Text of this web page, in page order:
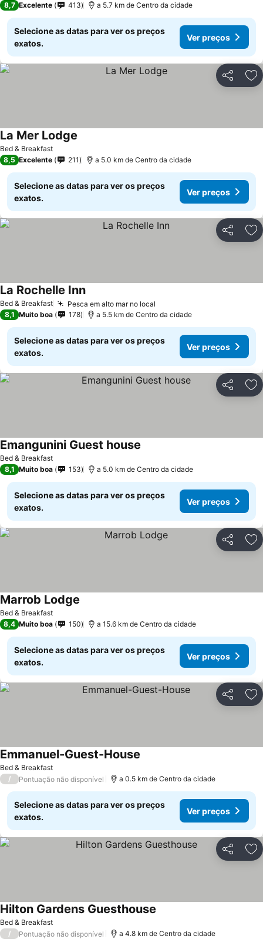
8,7 Excelente 413 a 5.7 km de Centro da cidade
Selecione as datas para ver os preços
exatos.
Ver preços
Partilhar
Bed & Breakfast
La Mer Lodge
8,5 Excelente 211 a 5.0 km de Centro da cidade
Selecione as datas para ver os preços
exatos.
Ver preços
Partilhar
Bed & Breakfast Pesca em alto mar no local
La Rochelle Inn
8,1 Muito boa 178 a 5.5 km de Centro da cidade
Selecione as datas para ver os preços
exatos.
Ver preços
Partilhar
Bed & Breakfast
Emangunini Guest house
8,1 Muito boa 153 a 5.0 km de Centro da cidade
Selecione as datas para ver os preços
exatos.
Ver preços
Partilhar
Bed & Breakfast
Marrob Lodge
8,4 Muito boa 150 a 15.6 km de Centro da cidade
Selecione as datas para ver os preços
exatos.
Ver preços
Partilhar
Bed & Breakfast
Emmanuel-Guest-House
/ Pontuação não disponível a 0.5 km de Centro da cidade
Selecione as datas para ver os preços
exatos.
Ver preços
Partilhar
Bed & Breakfast
Hilton Gardens Guesthouse
/ Pontuação não disponível a 4.8 km de Centro da cidade